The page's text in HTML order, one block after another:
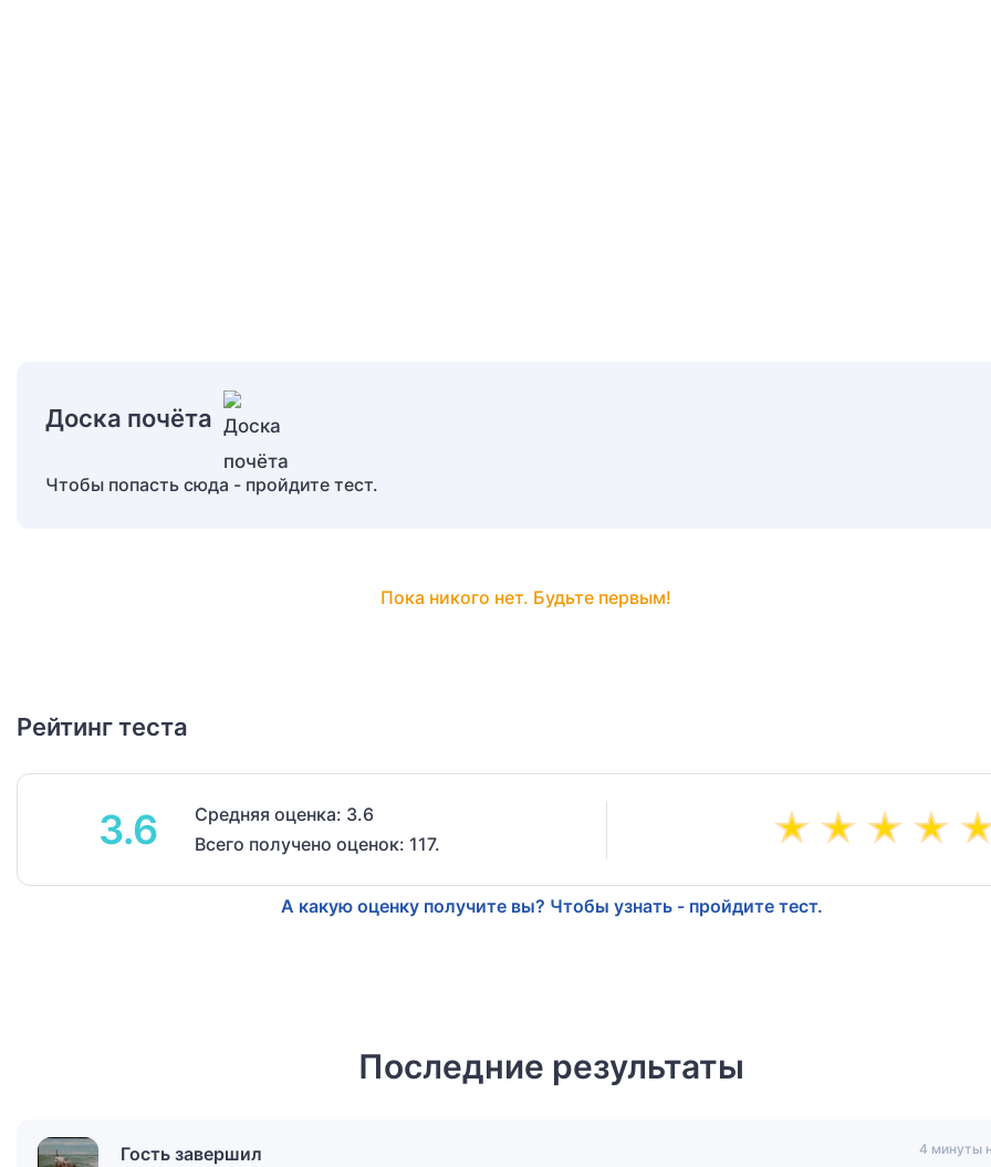
Доска почёта
Чтобы попасть сюда - пройдите тест.
Пока никого нет. Будьте первым!
Рейтинг теста
3.6
Средняя оценка: 3.6
Всего получено оценок: 117.
А какую оценку получите вы? Чтобы узнать - пройдите тест.
Последние результаты
Гость завершил
4 минуты